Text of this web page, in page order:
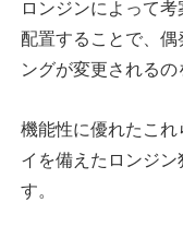
ロンジンによって
配置することで、
ングが変更されるの
機能性に優れたこ
イを備えたロンジ
す。